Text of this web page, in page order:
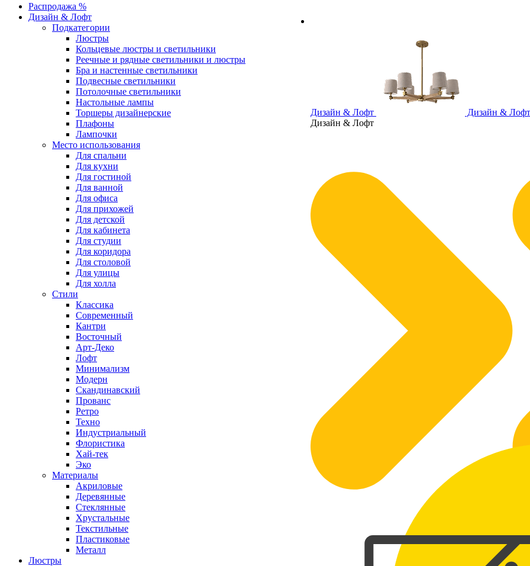
Дизайн & Лофт
Дизайн & Лофт
Дизайн & Лофт
Распродажа %
Дизайн & Лофт
Подкатегории
Люстры
Кольцевые люстры и светильники
Реечные и рядные светильники и люстры
Бра и настенные светильники
Подвесные светильники
Потолочные светильники
Настольные лампы
Торшеры дизайнерские
Плафоны
Лампочки
Место использования
Для спальни
Для кухни
Для гостиной
Для ванной
Для офиса
Для прихожей
Для детской
Для кабинета
Для студии
Для коридора
Для столовой
Для улицы
Для холла
Стили
Классика
Современный
Кантри
Восточный
Арт-Деко
Лофт
Минимализм
Модерн
Скандинавский
Прованс
Ретро
Техно
Индустриальный
Флористика
Хай-тек
Эко
Материалы
Акриловые
Деревянные
Стеклянные
Хрустальные
Текстильные
Пластиковые
Металл
Люстры